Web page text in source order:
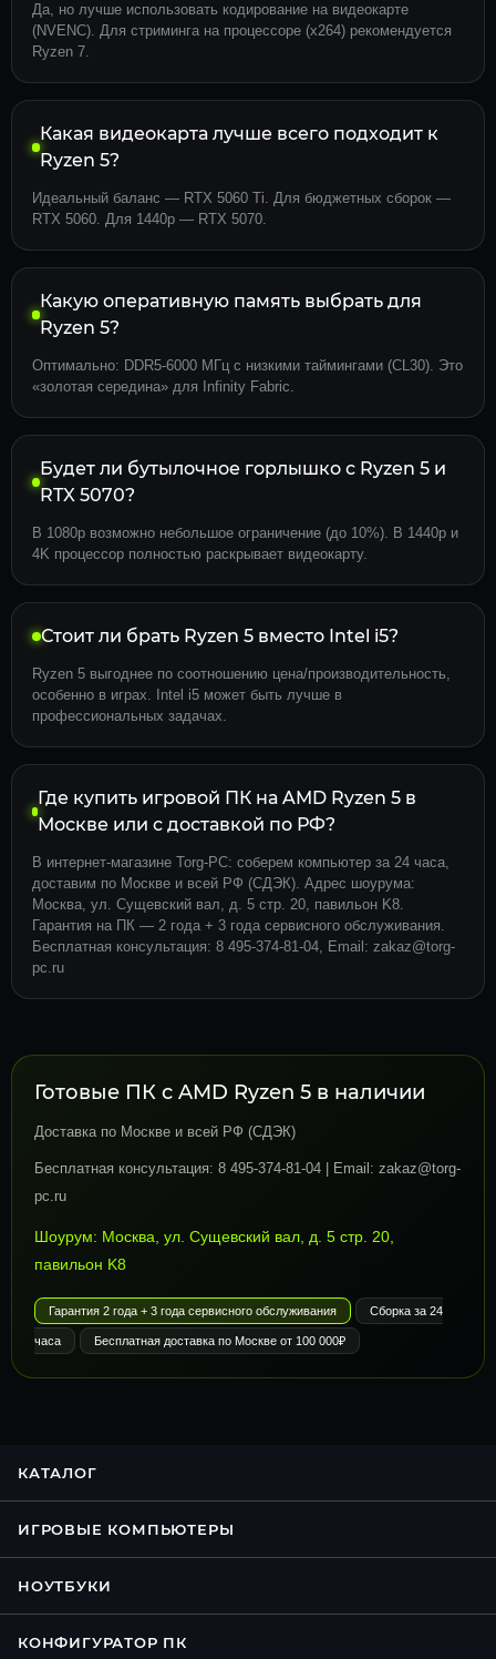
Да, но лучше использовать кодирование на видеокарте
(NVENC). Для стриминга на процессоре (x264) рекомендуется
Ryzen 7.
Какая видеокарта лучше всего подходит к
Ryzen 5?
Идеальный баланс — RTX 5060 Ti. Для бюджетных сборок —
RTX 5060. Для 1440p — RTX 5070.
Какую оперативную память выбрать для
Ryzen 5?
Оптимально: DDR5-6000 МГц с низкими таймингами (CL30). Это
«золотая середина» для Infinity Fabric.
Будет ли бутылочное горлышко с Ryzen 5 и
RTX 5070?
В 1080p возможно небольшое ограничение (до 10%). В 1440p и
4K процессор полностью раскрывает видеокарту.
Стоит ли брать Ryzen 5 вместо Intel i5?
Ryzen 5 выгоднее по соотношению цена/производительность,
особенно в играх. Intel i5 может быть лучше в
профессиональных задачах.
Где купить игровой ПК на AMD Ryzen 5 в
Москве или с доставкой по РФ?
В интернет-магазине Torg-PC: соберем компьютер за 24 часа,
доставим по Москве и всей РФ (СДЭК). Адрес шоурума:
Москва, ул. Сущевский вал, д. 5 стр. 20, павильон K8.
Гарантия на ПК — 2 года + 3 года сервисного обслуживания.
Бесплатная консультация: 8 495-374-81-04, Email: zakaz@torg-
pc.ru
Готовые ПК с AMD Ryzen 5 в наличии
Доставка по Москве и всей РФ (СДЭК)
Бесплатная консультация: 8 495-374-81-04 | Email: zakaz@torg-
pc.ru
Шоурум: Москва, ул. Сущевский вал, д. 5 стр. 20,
павильон K8
Гарантия 2 года + 3 года сервисного обслуживания Сборка за 24
часа Бесплатная доставка по Москве от 100 000₽
КАТАЛОГ
ИГРОВЫЕ КОМПЬЮТЕРЫ
НОУТБУКИ
КОНФИГУРАТОР ПК